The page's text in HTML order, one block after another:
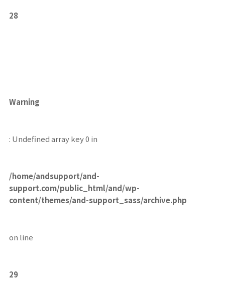
28
Warning
: Undefined array key 0 in
/home/andsupport/and-
support.com/public_html/and/wp-
content/themes/and-support_sass/archive.php
on line
29